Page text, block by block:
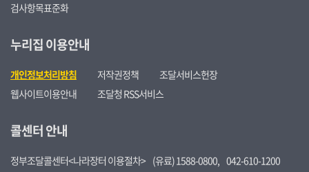
검사항목표준화
누리집 이용안내
개인정보처리방침 저작권정책
조달서비스헌장
웹사이트이용안내
조달청 RSS서비스
콜센터 안내
정부조달콜센터<나라장터 이용절차> (유료) 1588-0800, 042-610-1200